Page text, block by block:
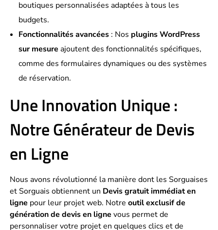
boutiques personnalisées adaptées à tous les
budgets.
Fonctionnalités avancées: Nos plugins WordPress
sur mesure ajoutent des fonctionnalités spécifiques,
comme des formulaires dynamiques ou des systèmes
de réservation.
Une Innovation Unique :
Notre Générateur de Devis
en Ligne
Nous avons révolutionné la manière dont les Sorguaises
et Sorguais obtiennent un Devis gratuit immédiat en
ligne pour leur projet web. Notre outil exclusif de
génération de devis en ligne vous permet de
personnaliser votre projet en quelques clics et de